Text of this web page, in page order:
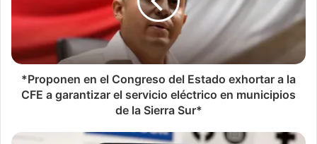
*Proponen en el Congreso del Estado exhortar a la
CFE a garantizar el servicio eléctrico en municipios
de la Sierra Sur*